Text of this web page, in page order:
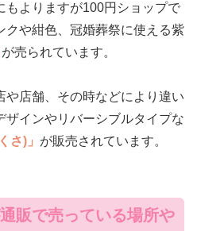
もよりますが100円ショップで
クや紺色、冠婚葬祭に使える紫
が売られています。
や店舗、その時などにより違い
ザインやリバーシブルタイプな
さ)」 が販売されています。
販で売っている場所や